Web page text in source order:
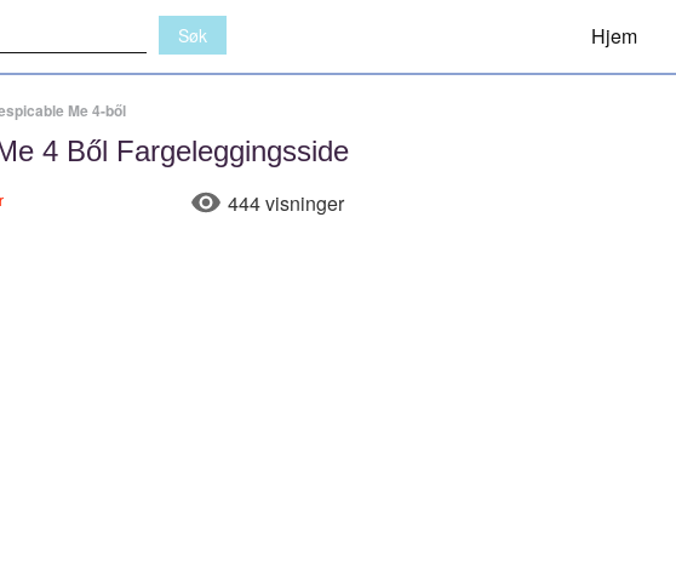
Hjem
Me 4-ből
4 Ből Fargeleggingsside
444 visninger